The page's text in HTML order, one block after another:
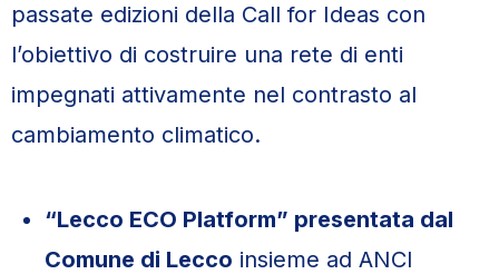
passate edizioni della Call for Ideas con
l’obiettivo di costruire una rete di enti
impegnati attivamente nel contrasto al
cambiamento climatico.
“Lecco ECO Platform” presentata dal
Comune di Lecco insieme ad ANCI